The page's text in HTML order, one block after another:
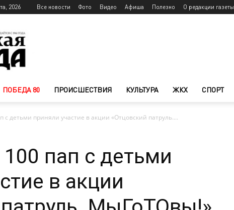
2026 Все новости Фото Видео Афиша Полезно О редакции газеты
ПОБЕДА 80 ПРОИСШЕСТВИЯ КУЛЬТУРА ЖКХ СПОРТ
с детьми приняли участие в акции «Отцовский патруль....
пап с детьми
в акции